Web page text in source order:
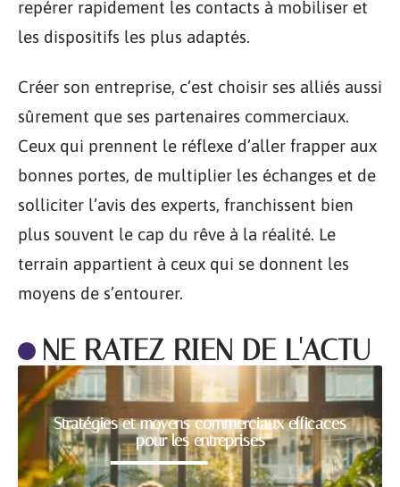
repérer rapidement les contacts à mobiliser et
les dispositifs les plus adaptés.
Créer son entreprise, c’est choisir ses alliés aussi
sûrement que ses partenaires commerciaux.
Ceux qui prennent le réflexe d’aller frapper aux
bonnes portes, de multiplier les échanges et de
solliciter l’avis des experts, franchissent bien
plus souvent le cap du rêve à la réalité. Le
terrain appartient à ceux qui se donnent les
moyens de s’entourer.
NE RATEZ RIEN DE L'ACTU
Stratégies et moyens commerciaux efficaces
pour les entreprises